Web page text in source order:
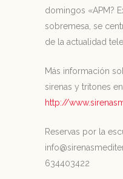
domingos «APM?
sobremesa, se
de la actualidad
Más información
sirenas y tritones
http://
Reservas por la
634403422